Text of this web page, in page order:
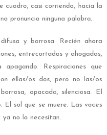
cuadro, casi corriendo, hacia la
pronuncia ninguna palabra.
y borrosa. Recién ahora
entrecortadas y ahogadas,
Respiraciones que
ellas/os dos, pero no las/os
opacada, silenciosa. El
El sol que se muere. Las voces
ya no lo necesitan.